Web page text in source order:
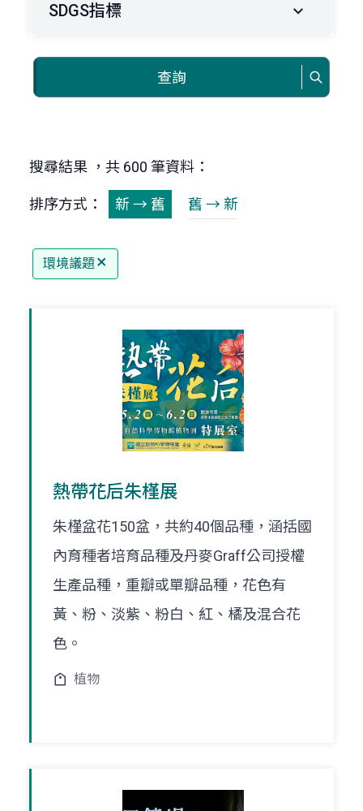
SDGS指標
查詢
搜尋結果 ，共 600 筆資料：
排序方式： 新 → 舊 舊 → 新
環境議題
熱帶花后朱槿展
朱槿盆花150盆，共約40個品種，涵括國
內育種者培育品種及丹麥Graff公司授權
生產品種，重瓣或單瓣品種，花色有
黃、粉、淡紫、粉白、紅、橘及混合花
色。
植物